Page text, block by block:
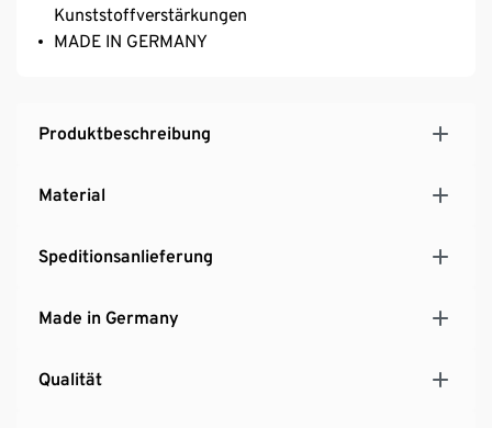
Kunststoffverstärkungen
MADE IN GERMANY
Produktbeschreibung
Material
Speditionsanlieferung
Made in Germany
Qualität